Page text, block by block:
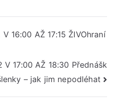
16:00 AŽ 17:15 ŽIVOhraní
V 17:00 AŽ 18:30 Přednášk
– jak jim nepodléhat